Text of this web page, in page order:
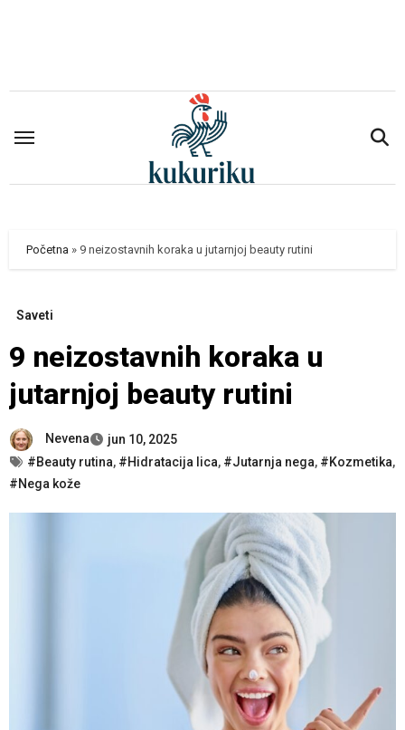
Početna » 9 neizostavnih koraka u jutarnjoj beauty rutini
Saveti
9 neizostavnih koraka u
jutarnjoj beauty rutini
Nevena
jun 10, 2025
#Beauty rutina, #Hidratacija lica, #Jutarnja nega, #Kozmetika,
#Nega kože